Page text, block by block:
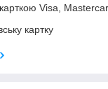
Visa,
картку